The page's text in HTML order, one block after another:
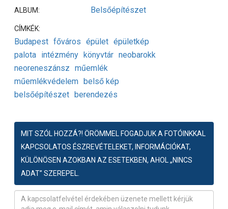
ALBUM: Belsőépítészet
CÍMKÉK:
Budapest főváros épület épületkép
palota intézmény könyvtár neobarokk
neoreneszánsz műemlék
műemlékvédelem
belső kép
belsőépítészet
berendezés
MIT SZÓL HOZZÁ?! ÖRÖMMEL FOGADJUK A FOTÓINKKAL
KAPCSOLATOS ÉSZREVÉTELEKET, INFORMÁCIÓKAT,
KÜLÖNÖSEN AZOKBAN AZ ESETEKBEN, AHOL „NINCS
ADAT” SZEREPEL.